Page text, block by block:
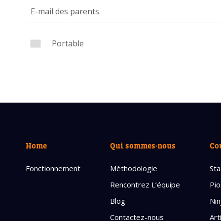
Home
Fonctionnement
Qui sommes-nous
Méthodologie
Rencontrez L’équipe
Blog
Contactez-nous